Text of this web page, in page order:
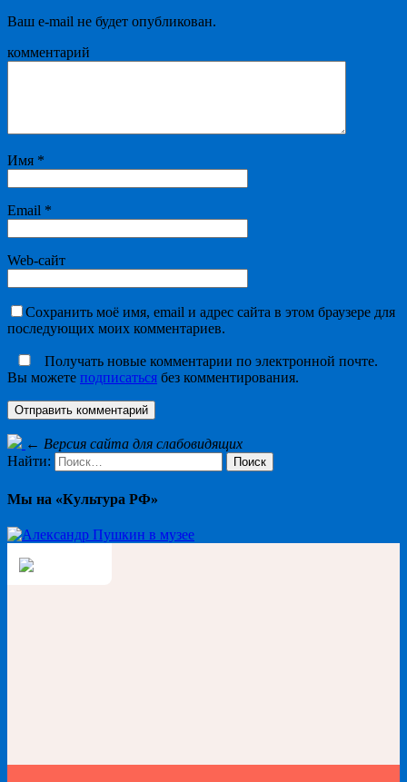
Ваш e-mail не будет опубликован.
комментарий
Имя *
Email *
Web-сайт
Сохранить моё имя, email и адрес сайта в этом браузере для
последующих моих комментариев.
Получать новые комментарии по электронной почте.
Вы можете подписаться без комментирования.
← Версия сайта для слабовидящих
Найти:
Мы на «Культура РФ»